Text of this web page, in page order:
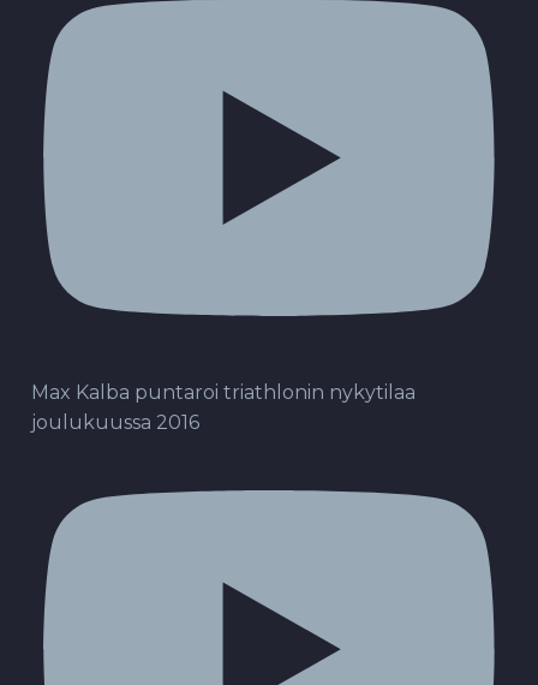
Max Kalba puntaroi triathlonin nykytilaa
joulukuussa 2016